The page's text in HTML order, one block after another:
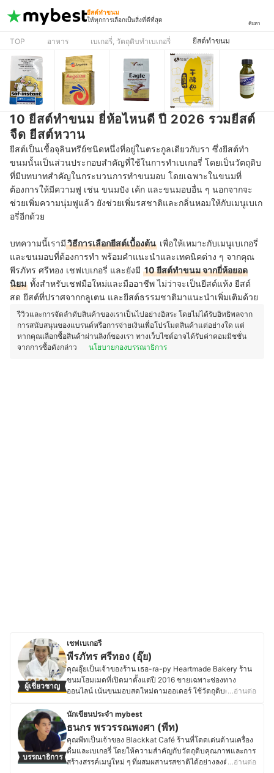
ยีสต์ทำขนม
ให้ทุกการเลือกเป็นสิ่งที่ดีที่สุด
ค้นหา
TOP อาหาร เบเกอรี่, วัตถุดิบทำเบเกอรี่ ยีสต์ทำขนม
10 ยีสต์ทำขนม ยี่ห้อไหนดี ปี 2026 รวมยีสต์
จืด ยีสต์หวาน
ยีสต์เป็นเชื้อจุลินทรีย์ชนิดหนึ่งที่อยู่ในตระกูลเดียวกับรา ซึ่งยีสต์ทำ
ขนมนั้นเป็นส่วนประกอบสำคัญที่ใช้ในการทำเบเกอรี่ โดยเป็นวัตถุดิบ
ที่มีบทบาทสำคัญในกระบวนการทำขนมอบ โดยเฉพาะในขนมที่
ต้องการให้มีความฟู เช่น ขนมปัง เค้ก และขนมอบอื่น ๆ นอกจากจะ
ช่วยเพิ่มความนุ่มฟูแล้ว ยังช่วยเพิ่มรสชาติและกลิ่นหอมให้กับเมนูเบเก
อรี่อีกด้วย
บทความนี้เรามีวิธีการเลือกยีสต์เบื้องต้น เพื่อให้เหมาะกับเมนูเบเกอรี่
และขนมอบที่ต้องการทำ พร้อมคำแนะนำและเทคนิคต่าง ๆ จากคุณ
พีรภัทร ศรีทอง เชฟเบเกอรี่ และยังมี 10 ยีสต์ทำขนม จากยี่ห้อยอด
นิยม ทั้งสำหรับเชฟมือใหม่และมืออาชีพ ไม่ว่าจะเป็นยีสต์แห้ง ยีสต์
สด ยีสต์ที่ปราศจากกลูเตน และยีสต์ธรรมชาติมาแนะนำเพิ่มเติมด้วย
รีวิวและการจัดลำดับสินค้าของเราเป็นไปอย่างอิสระ โดยไม่ได้รับอิทธิพลจาก
การสนับสนุนของแบรนด์หรือการจ่ายเงินเพื่อโปรโมตสินค้าแต่อย่างใด แต่
หากคุณเลือกซื้อสินค้าผ่านลิงก์ของเรา ทางเว็บไซต์อาจได้รับค่าคอมมิชชั่น
จากการซื้อดังกล่าว
นโยบายกองบรรณาธิการ
ผู้เชี่ยวชาญ
เชฟเบเกอรี
พีรภัทร ศรีทอง (อุ๊ย)
คุณอุ๊ยเป็นเจ้าของร้าน เธอ-ra-py Heartmade Bakery ร้าน
ขนมโฮมเมดที่เปิดมาตั้งแต่ปี 2016 ขายเฉพาะช่องทาง
ออนไลน์ เน้นขนมอบสดใหม่ตามออเดอร์ ใช้วัตถุดิบคุณภาพ
ศึกษาด้านจุลชีววิทยา จากมหาวิทยาลัยศรีนครินทรวิโรฒ แต่
ด้วยความหลงใหลในขนม คุณอุ๊ยจึงศึกษาต่อด้านการทำขนม
ที่ Le Cordon Bleu Dusit ฝึกฝนจนสามารถเปิดร้านของตัว
เอง และยังคงเรียนเพิ่มเติมจากเชฟแชมป์โลก อีกทั้งยังศึกษาดู
งานด้านขนมปังที่ไต้หวันมาอย่างสม่ำเสมอ ต่อมาในปี 2020
คุณอุ๊ยเริ่มศึกษาและทำงานด้าน Technical Sale &
…อ่านต่อ
บรรณาธิการ
นักเขียนประจำ mybest
ธนกร พรวรรณพงศา (พีท)
คุณพีทเป็นเจ้าของ Blackkat Café ร้านที่โดดเด่นด้านเครื่อง
ดื่มและเบเกอรี่ โดยให้ความสำคัญกับวัตถุดิบคุณภาพและการ
สร้างสรรค์เมนูใหม่ ๆ ที่ผสมผสานรสชาติได้อย่างลงตัว ด้วย
…อ่านต่อ